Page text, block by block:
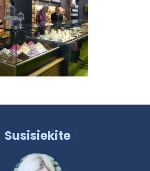
Susisiekite